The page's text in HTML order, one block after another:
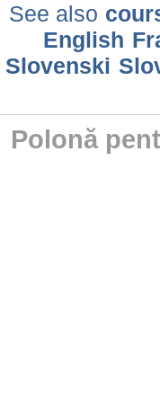
See also
English
Slovenski
Polonă